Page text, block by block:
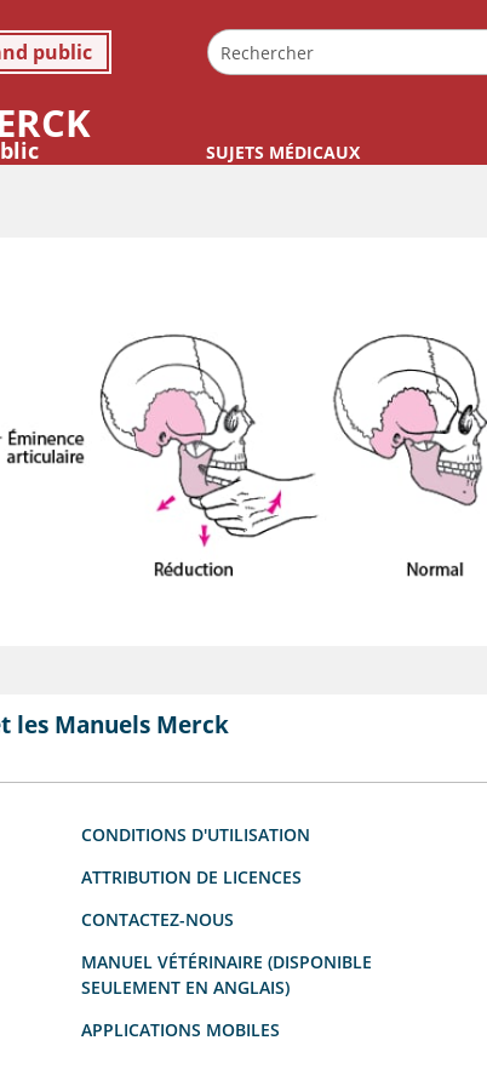
public
SUJETS MÉDICAUX
les Manuels Merck
CONDITIONS D'UTILISATION
ATTRIBUTION DE LICENCES
CONTACTEZ-NOUS
MANUEL VÉTÉRINAIRE (DISPONIBLE
SEULEMENT EN ANGLAIS)
APPLICATIONS MOBILES